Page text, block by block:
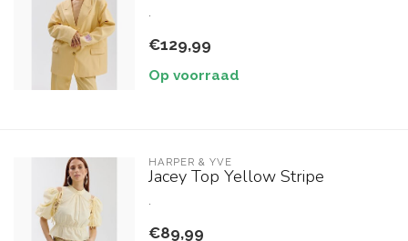
€129,99
Op voorraad
HARPER & YVE
Jacey Top Yellow Stripe
€89,99